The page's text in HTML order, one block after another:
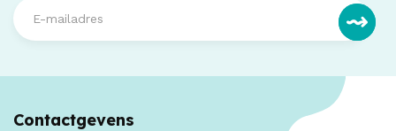
Contactgevens